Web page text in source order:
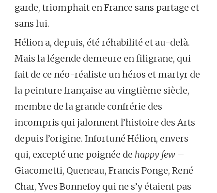
garde, triomphait en France sans partage et
sans lui.
Hélion a, depuis, été réhabilité et au-delà.
Mais la légende demeure en filigrane, qui
fait de ce néo-réaliste un héros et martyr de
la peinture française au vingtième siècle,
membre de la grande confrérie des
incompris qui jalonnent l’histoire des Arts
depuis l’origine. Infortuné Hélion, envers
qui, excepté une poignée de happy few –
Giacometti, Queneau, Francis Ponge, René
Char, Yves Bonnefoy qui ne s’y étaient pas